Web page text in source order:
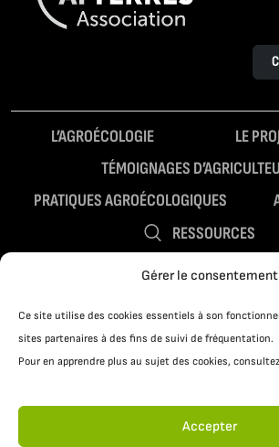
Gérer le consentement
Ce site utilise des cookies essentiels à son
sites partenaires à des fins de suivi de fréquentation.
Pour en apprendre plus au sujet des cookies,
Accepter
L’AGROÉCOLOGIE
LE
TÉMOIGNAGES
PRATIQUES AGROÉCOLOGIQUES
RESSOURCES
Politique de